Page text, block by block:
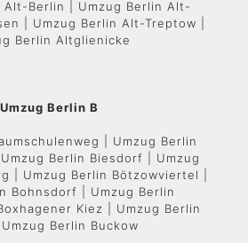
Alt-Berlin | Umzug Berlin Alt-
| Umzug Berlin Alt-Treptow |
Berlin Altglienicke
Umzug Berlin B
| Umzug Berlin
Berlin Biesdorf | Umzug
| Umzug Berlin Bötzowviertel |
Bohnsdorf | Umzug Berlin
Kiez | Umzug Berlin
Berlin Buckow